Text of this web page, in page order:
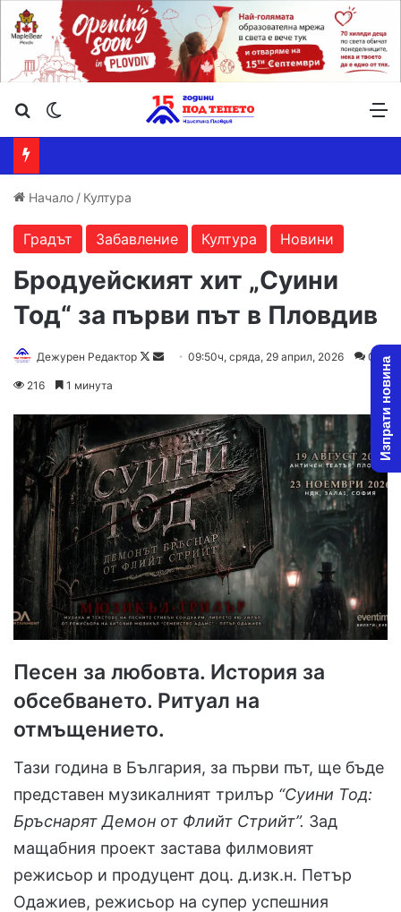
Търсене ...
Начало / Култура
Градът Забавление Култура Новини
Бродуейският хит „Суини
Тод“ за първи път в Пловдив
Дежурен Редактор
Follow
Send09:50ч, сряда, 29 април, 2026 0
216 1 минута
Песен за любовта. История за
обсебването. Ритуал на
отмъщението.
Тази година в България, за първи път, ще бъде
представен музикалният трилър “Суини Тод:
Бръснарят Демон от Флийт Стрийт”. Зад
мащабния проект застава филмовият
режисьор и продуцент доц. д.изк.н. Петър
Одажиев, режисьор на супер успешния
Изпрати новина